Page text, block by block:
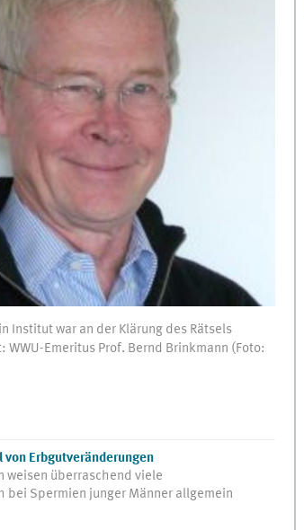
Institut war an der Klärung des Rätsels
WWU-Emeritus Prof. Bernd Brinkmann (Foto:
Erbgutveränderungen
weisen überraschend viele
bei Spermien junger Männer allgemein